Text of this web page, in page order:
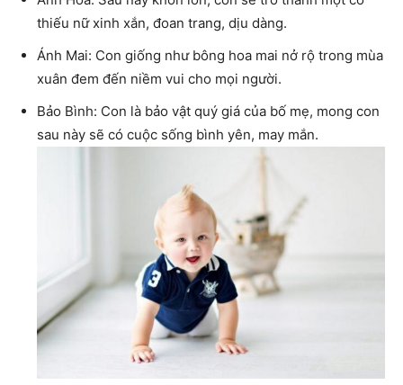
thiếu nữ xinh xắn, đoan trang, dịu dàng.
Ánh Mai: Con giống như bông hoa mai nở rộ trong mùa
xuân đem đến niềm vui cho mọi người.
Bảo Bình: Con là bảo vật quý giá của bố mẹ, mong con
sau này sẽ có cuộc sống bình yên, may mắn.